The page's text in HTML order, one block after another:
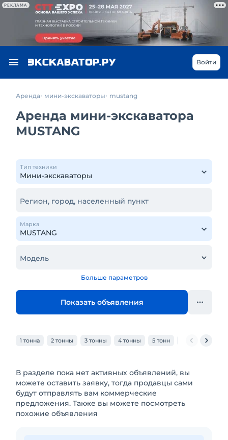
РЕКЛАМА
Войти
Аренда мини-экскаваторы mustang
Аренда мини-экскаватора
MUSTANG
Тип техники
Регион, город, населенный пункт
Марка
Модель
Больше параметров
Показать объявления
1 тонна 2 тонны 3 тонны 4 тонны 5 тонн 6 тонн
В разделе пока нет активных объявлений, вы
можете оставить заявку, тогда продавцы сами
будут отправлять вам коммерческие
предложения. Также вы можете посмотреть
похожие объявления